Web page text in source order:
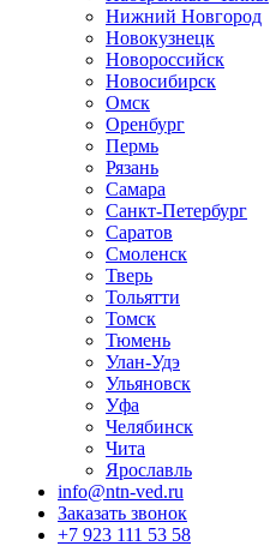
Нижний Новгород
Новокузнецк
Новороссийск
Новосибирск
Омск
Оренбург
Пермь
Рязань
Самара
Санкт-Петербург
Саратов
Смоленск
Тверь
Тольятти
Томск
Тюмень
Улан-Удэ
Ульяновск
Уфа
Челябинск
Чита
Ярославль
info@ntn-ved.ru
Заказать звонок
+7 923 111 53 58